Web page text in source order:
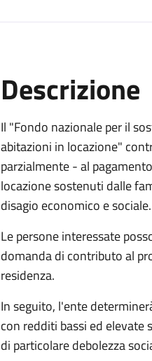
Descrizione
Il "Fondo nazionale per il
abitazioni in locazione"
parzialmente - al
locazione sostenuti dalle
disagio economico e sociale.
Le persone interessate
domanda di contributo al
residenza.
In seguito, l'ente
con redditi bassi ed elevate
di particolare debolezza